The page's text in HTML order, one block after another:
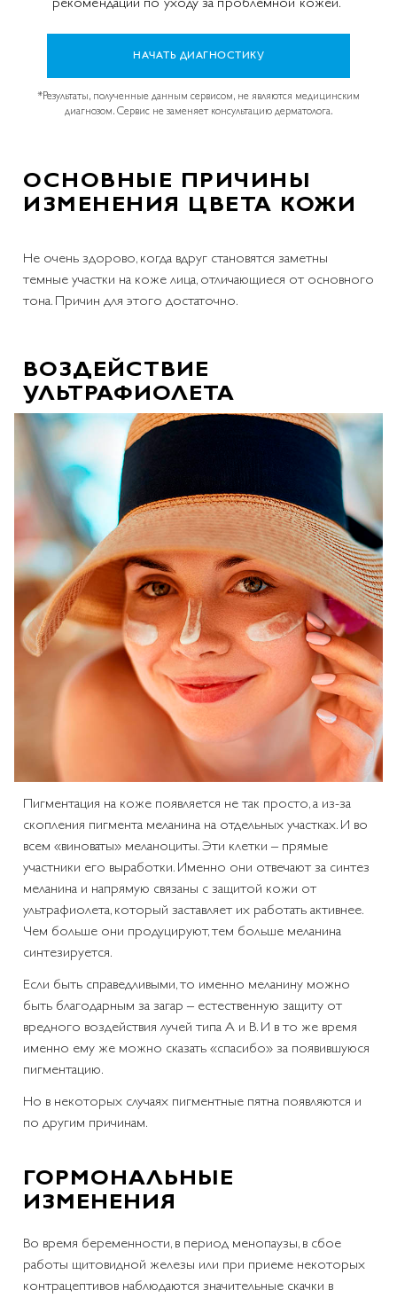
НАЧАТЬ ДИАГНОСТИКУ
*Результаты, полученные данным сервисом, не являются медицинским
диагнозом. Сервис не заменяет консультацию дерматолога.
ОСНОВНЫЕ ПРИЧИНЫ
ИЗМЕНЕНИЯ ЦВЕТА КОЖИ
Не очень здорово, когда вдруг становятся заметны
темные участки на коже лица, отличающиеся от основного
тона. Причин для этого достаточно.
ВОЗДЕЙСТВИЕ
УЛЬТРАФИОЛЕТА
Пигментация на коже появляется не так просто, а из-за
скопления пигмента меланина на отдельных участках. И во
всем «виноваты» меланоциты. Эти клетки – прямые
участники его выработки. Именно они отвечают за синтез
меланина и напрямую связаны с защитой кожи от
ультрафиолета, который заставляет их работать активнее.
Чем больше они продуцируют, тем больше меланина
синтезируется.
Если быть справедливыми, то именно меланину можно
быть благодарным за загар – естественную защиту от
вредного воздействия лучей типа А и В. И в то же время
именно ему же можно сказать «спасибо» за появившуюся
пигментацию.
Но в некоторых случаях пигментные пятна появляются и
по другим причинам.
ГОРМОНАЛЬНЫЕ
ИЗМЕНЕНИЯ
Во время беременности, в период менопаузы, в сбое
работы щитовидной железы или при приеме некоторых
контрацептивов наблюдаются значительные скачки в